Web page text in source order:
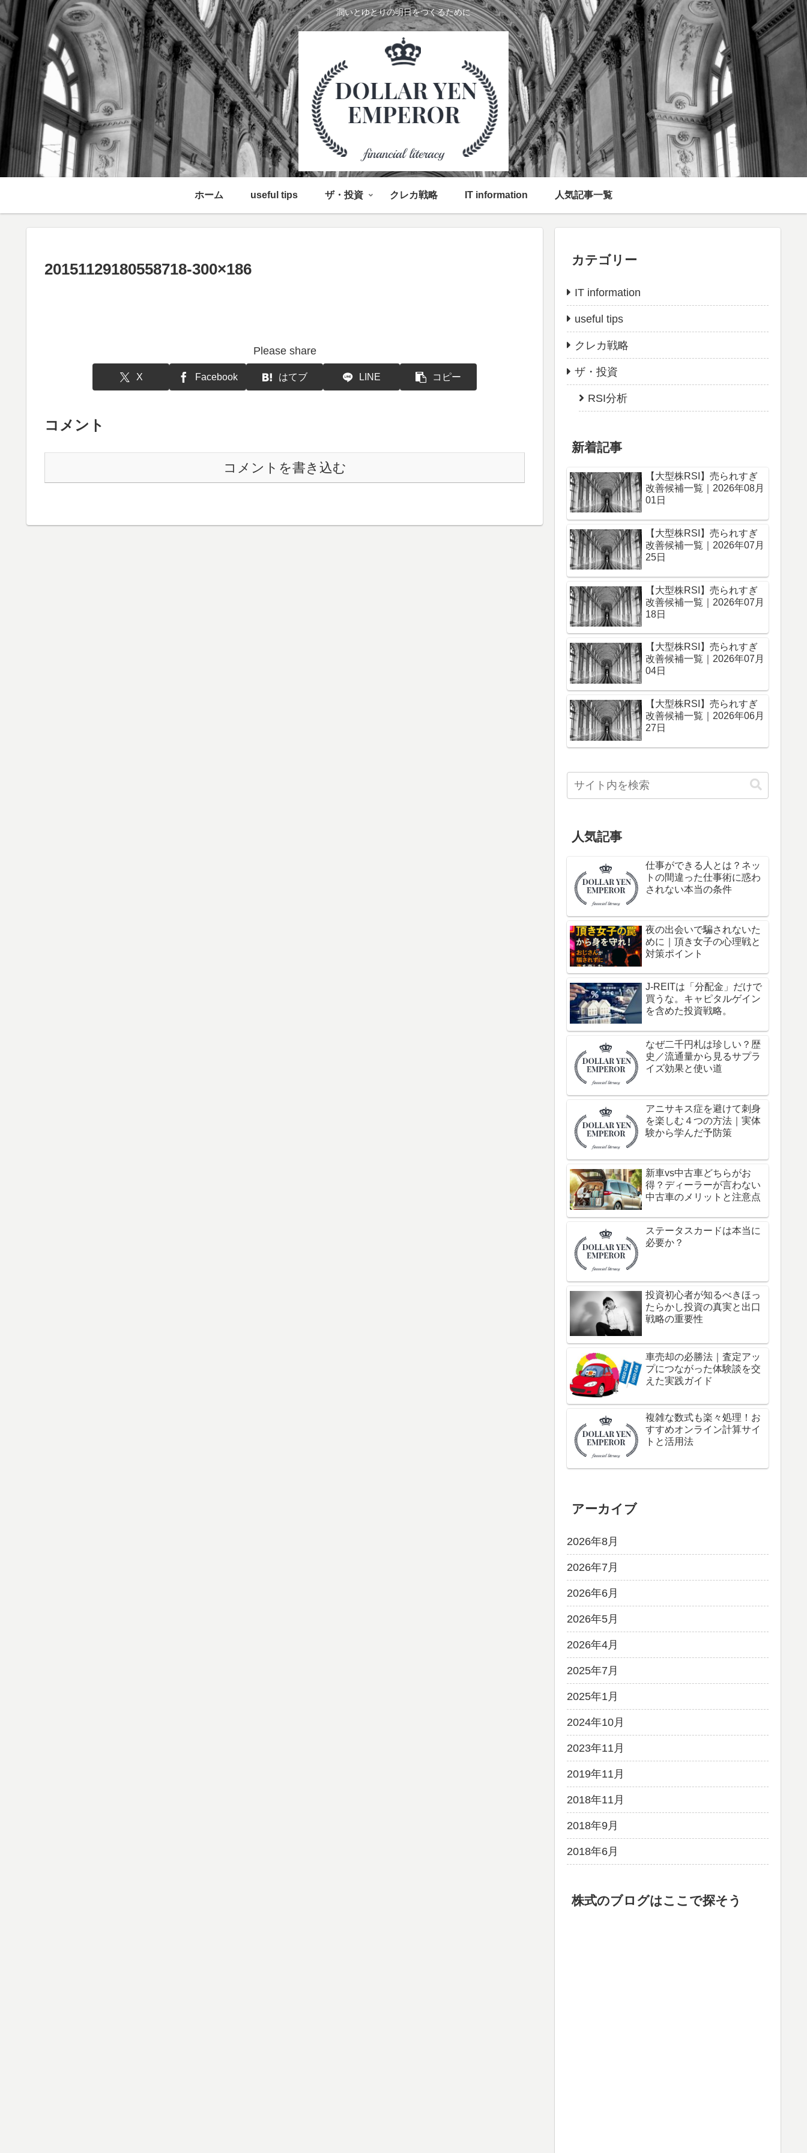
潤いとゆとりの明日をつくるために
ホーム useful tips ザ・投資 クレカ戦略 IT information 人気記事一覧
20151129180558718-300×186
Please share
X Facebook はてブ LINE コピー
コメント
コメントを書き込む
カテゴリー
IT information
useful tips
クレカ戦略
ザ・投資
RSI分析
新着記事
【大型株RSI】売られすぎ
改善候補一覧｜2026年08月
01日
【大型株RSI】売られすぎ
改善候補一覧｜2026年07月
25日
【大型株RSI】売られすぎ
改善候補一覧｜2026年07月
18日
【大型株RSI】売られすぎ
改善候補一覧｜2026年07月
04日
【大型株RSI】売られすぎ
改善候補一覧｜2026年06月
27日
人気記事
仕事ができる人とは？ネッ
トの間違った仕事術に惑わ
されない本当の条件
夜の出会いで騙されないた
めに｜頂き女子の心理戦と
対策ポイント
J-REITは「分配金」だけで
買うな。キャピタルゲイン
を含めた投資戦略。
なぜ二千円札は珍しい？歴
史／流通量から見るサプラ
イズ効果と使い道
アニサキス症を避けて刺身
を楽しむ４つの方法｜実体
験から学んだ予防策
新車vs中古車どちらがお
得？ディーラーが言わない
中古車のメリットと注意点
ステータスカードは本当に
必要か？
投資初心者が知るべきほっ
たらかし投資の真実と出口
戦略の重要性
車売却の必勝法｜査定アッ
プにつながった体験談を交
えた実践ガイド
複雑な数式も楽々処理！お
すすめオンライン計算サイ
トと活用法
アーカイブ
2026年8月
2026年7月
2026年6月
2026年5月
2026年4月
2025年7月
2025年1月
2024年10月
2023年11月
2019年11月
2018年11月
2018年9月
2018年6月
株式のブログはここで探そう